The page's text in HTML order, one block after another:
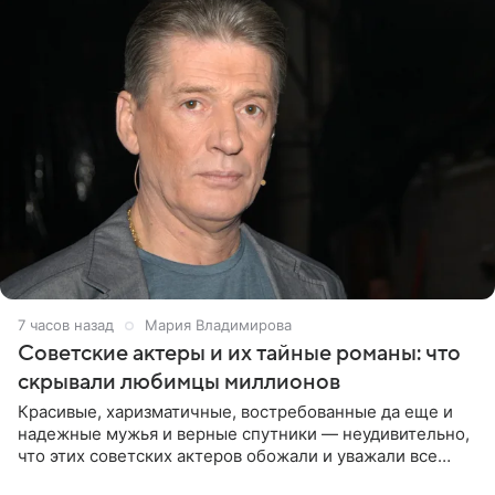
7 часов назад Мария Владимирова
Советские актеры и их тайные романы: что
скрывали любимцы миллионов
Красивые, харизматичные, востребованные да еще и
надежные мужья и верные спутники — неудивительно,
что этих советских актеров обожали и уважали все